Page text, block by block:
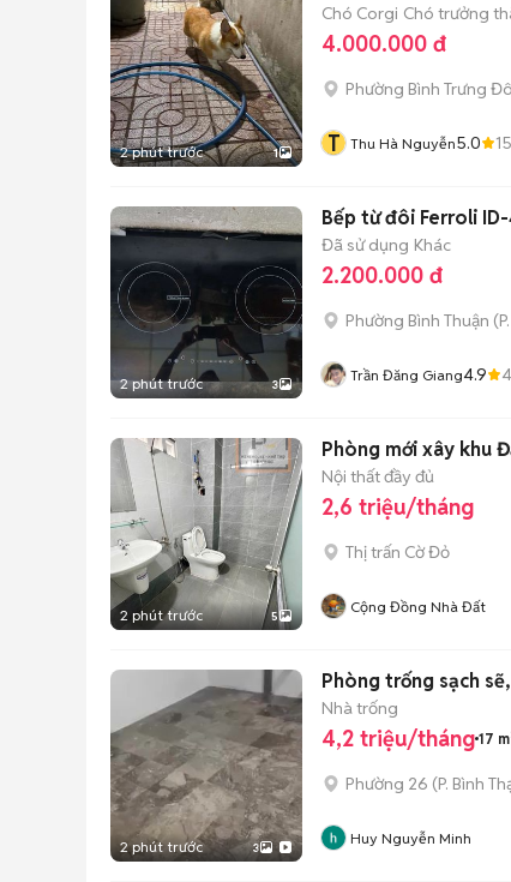
2 phút trước 1
Chó Corgi Chó trưởng
4.000.000 đ
Phường Bình Trưng
T Thu Hà Nguyễn5.0 15
2 phút trước 3
Bếp từ đôi Ferroli
Đã sử dụng Khác
2.200.000 đ
Phường Bình Thuận (
Trần Đăng Giang4.9
2 phút trước 5
Phòng mới xây khu
Nội thất đầy đủ
2,6 triệu/tháng
Thị trấn Cờ Đỏ
Cộng Đồng Nhà Đất
2 phút trước 3
Phòng trống sạch
Nhà trống
4,2 triệu/tháng 17
Phường 26 (P. Bình
Huy Nguyễn Minh